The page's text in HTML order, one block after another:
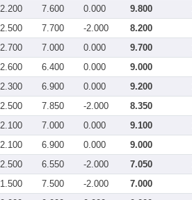
2.200 7.600 0.000 9.800
2.500 7.700 -2.000 8.200
2.700 7.000 0.000 9.700
2.600 6.400 0.000 9.000
2.300 6.900 0.000 9.200
2.500 7.850 -2.000 8.350
2.100 7.000 0.000 9.100
2.100 6.900 0.000 9.000
2.500 6.550 -2.000 7.050
1.500 7.500 -2.000 7.000